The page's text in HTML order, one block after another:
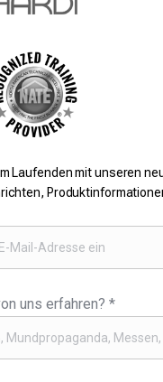
Laufenden mit unseren
uns erfahren?*